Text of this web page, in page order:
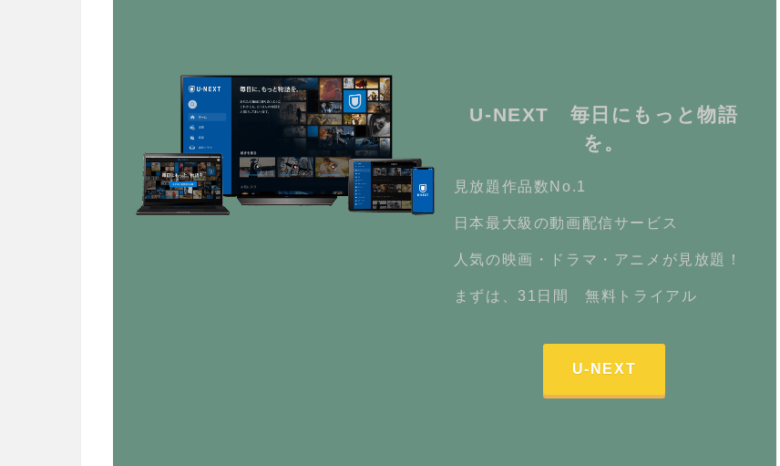
U-NEXT 毎日にもっと物語
を。
見放題作品数No.1
日本最大級の動画配信サービス
人気の映画・ドラマ・アニメが見放題！
まずは、31日間 無料トライアル
U-NEXT